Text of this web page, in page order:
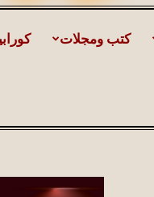
كتب ومجلات